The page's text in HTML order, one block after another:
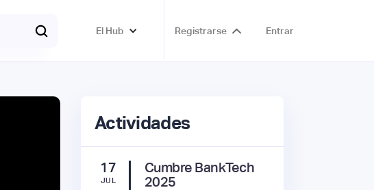
El Hub Registrarse Entrar
Actividades
17
JUL
Cumbre BankTech
2025